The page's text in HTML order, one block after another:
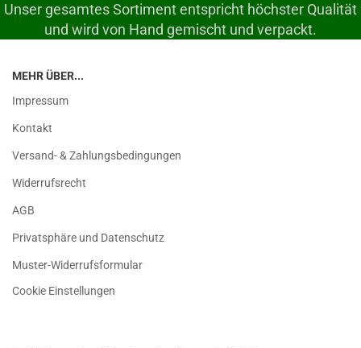
Unser gesamtes Sortiment entspricht höchster Qualität
und wird von Hand gemischt und verpackt.
MEHR ÜBER...
Impressum
Kontakt
Versand- & Zahlungsbedingungen
Widerrufsrecht
AGB
Privatsphäre und Datenschutz
Muster-Widerrufsformular
Cookie Einstellungen